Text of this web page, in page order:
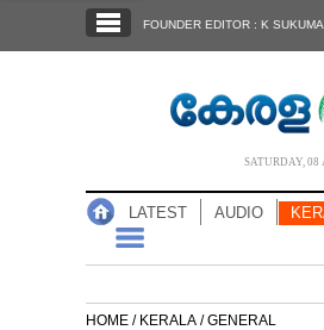
NOTIFIED NEWS
FOUNDER EDITOR : K
SATURDAY, 08
LATEST AUDIO
HOME / KERALA /GENERAL